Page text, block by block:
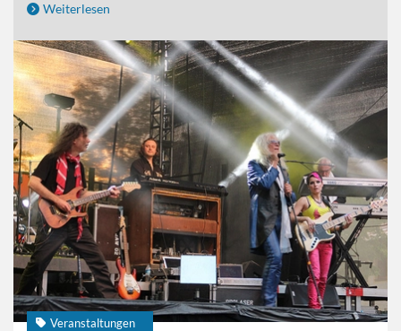
Weiterlesen
Veranstaltungen